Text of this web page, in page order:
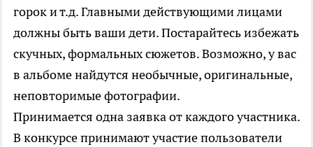
горок и т.д. Главными действующими лицами
должны быть ваши дети. Постарайтесь избежать
скучных, формальных сюжетов. Возможно, у вас
в альбоме найдутся необычные, оригинальные,
неповторимые фотографии.
Принимается одна заявка от каждого участника.
В конкурсе принимают участие пользователи